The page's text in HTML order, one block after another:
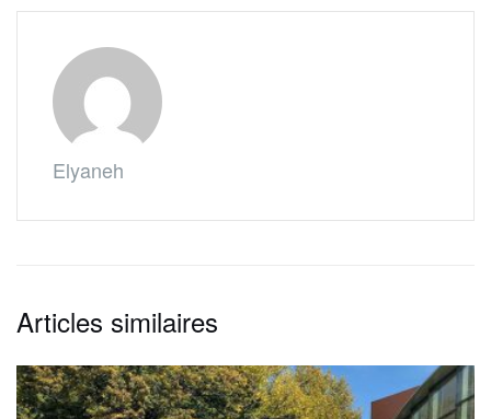
Elyaneh
Articles similaires